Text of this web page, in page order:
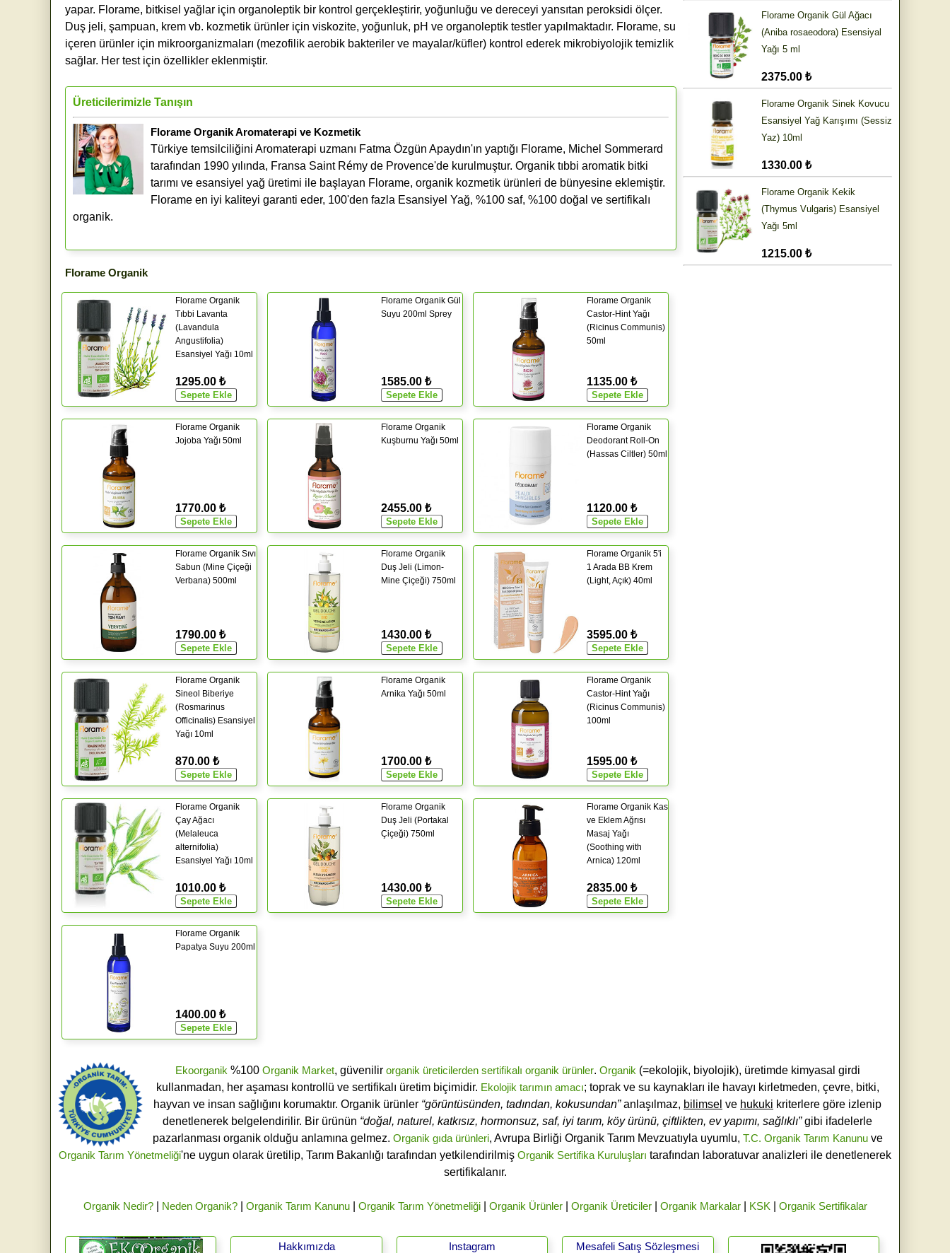
yapar. Florame, bitkisel yağlar için organoleptik bir kontrol gerçekleştirir, yoğunluğu ve dereceyi yansıtan peroksidi ölçer.
Duş jeli, şampuan, krem ​​vb. kozmetik ürünler için viskozite, yoğunluk, pH ve organoleptik testler yapılmaktadır. Florame, su
içeren ürünler için mikroorganizmaları (mezofilik aerobik bakteriler ve mayalar/küfler) kontrol ederek mikrobiyolojik temizlik
sağlar. Her test için özellikler eklenmiştir.
Üreticilerimizle Tanışın
Florame Organik Aromaterapi ve Kozmetik
Türkiye temsilciliğini Aromaterapi uzmanı Fatma Özgün Apaydın'ın yaptığı Florame, Michel Sommerard
tarafından 1990 yılında, Fransa Saint Rémy de Provence'de kurulmuştur. Organik tıbbi aromatik bitki
tarımı ve esansiyel yağ üretimi ile başlayan Florame, organik kozmetik ürünleri de bünyesine eklemiştir.
Florame en iyi kaliteyi garanti eder, 100'den fazla Esansiyel Yağ, %100 saf, %100 doğal ve sertifikalı
organik.
Florame Organik
Florame Organik
Tıbbi Lavanta
(Lavandula
Angustifolia)
Esansiyel Yağı 10ml
1295.00 ₺
Florame Organik Gül
Suyu 200ml Sprey
1585.00 ₺
Florame Organik
Castor-Hint Yağı
(Ricinus Communis)
50ml
1135.00 ₺
Florame Organik
Jojoba Yağı 50ml
1770.00 ₺
Florame Organik
Kuşburnu Yağı 50ml
2455.00 ₺
Florame Organik
Deodorant Roll-On
(Hassas Ciltler) 50ml
1120.00 ₺
Florame Organik Sıvı
Sabun (Mine Çiçeği
Verbana) 500ml
1790.00 ₺
Florame Organik
Duş Jeli (Limon-
Mine Çiçeği) 750ml
1430.00 ₺
Florame Organik 5'i
1 Arada BB Krem
(Light, Açık) 40ml
3595.00 ₺
Florame Organik
Sineol Biberiye
(Rosmarinus
Officinalis) Esansiyel
Yağı 10ml
870.00 ₺
Florame Organik
Arnika Yağı 50ml
1700.00 ₺
Florame Organik
Castor-Hint Yağı
(Ricinus Communis)
100ml
1595.00 ₺
Florame Organik
Çay Ağacı
(Melaleuca
alternifolia)
Esansiyel Yağı 10ml
1010.00 ₺
Florame Organik
Duş Jeli (Portakal
Çiçeği) 750ml
1430.00 ₺
Florame Organik Kas
ve Eklem Ağrısı
Masaj Yağı
(Soothing with
Arnica) 120ml
2835.00 ₺
Florame Organik
Papatya Suyu 200ml
1400.00 ₺
Florame Organik Gül Ağacı
(Aniba rosaeodora) Esensiyal
Yağı 5 ml
2375.00 ₺
Florame Organik Sinek Kovucu
Esansiyel Yağ Karışımı (Sessiz
Yaz) 10ml
1330.00 ₺
Florame Organik Kekik
(Thymus Vulgaris) Esansiyel
Yağı 5ml
1215.00 ₺
Ekoorganik %100 Organik Market, güvenilir organik üreticilerden sertifikalı organik ürünler. Organik (=ekolojik, biyolojik), üretimde kimyasal girdi
kullanmadan, her aşaması kontrollü ve sertifikalı üretim biçimidir. Ekolojik tarımın amacı; toprak ve su kaynakları ile havayı kirletmeden, çevre, bitki,
hayvan ve insan sağlığını korumaktır. Organik ürünler “görüntüsünden, tadından, kokusundan”anlaşılmaz, bilimsel ve hukuki kriterlere göre izlenip
denetlenerek belgelendirilir. Bir ürünün “doğal, naturel, katkısız, hormonsuz, saf, iyi tarım, köy ürünü, çiftlikten, ev yapımı, sağlıklı”gibi ifadelerle
pazarlanması organik olduğu anlamına gelmez. Organik gıda ürünleri, Avrupa Birliği Organik Tarım Mevzuatıyla uyumlu, T.C. Organik Tarım Kanunuve
Organik Tarım Yönetmeliği'ne uygun olarak üretilip, Tarım Bakanlığı tarafından yetkilendirilmiş Organik Sertifika Kuruluşları tarafından laboratuvar analizleri ile denetlenerek
sertifikalanır.
Organik Nedir?| Neden Organik?| Organik Tarım Kanunu| Organik Tarım Yönetmeliği| Organik Ürünler| Organik Üreticiler| Organik Markalar| KSK Organik Sertifikalar
Hakkımızda Instagram Mesafeli Satış Sözleşmesi